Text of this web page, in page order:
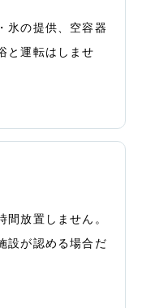
氷の提供、空容器
と運転はしませ
放置しません。
設が認める場合だ